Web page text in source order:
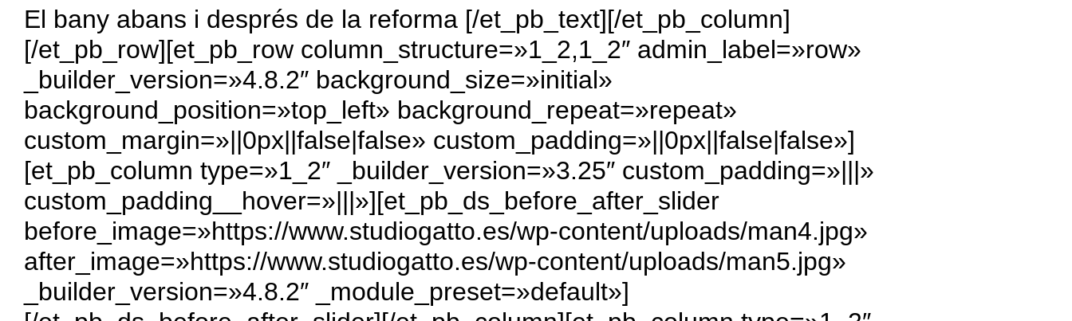
El bany abans i després de la reforma [/et_pb_text][/et_pb_column]
[/et_pb_row][et_pb_row column_structure=»1_2,1_2″ admin_label=»row»
_builder_version=»4.8.2″ background_size=»initial»
background_position=»top_left» background_repeat=»repeat»
custom_margin=»||0px||false|false» custom_padding=»||0px||false|false»]
[et_pb_column type=»1_2″ _builder_version=»3.25″ custom_padding=»|||»
custom_padding__hover=»|||»][et_pb_ds_before_after_slider
before_image=»https://www.studiogatto.es/wp-content/uploads/man4.jpg»
after_image=»https://www.studiogatto.es/wp-content/uploads/man5.jpg»
_builder_version=»4.8.2″ _module_preset=»default»]